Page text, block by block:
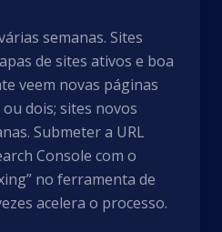
semanas. Sites
de sites ativos e boa
veem novas páginas
dois; sites novos
Submeter a URL
Console com o
no ferramenta de
acelera o processo.